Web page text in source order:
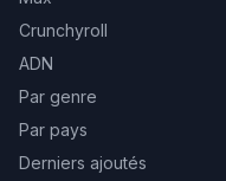
Crunchyroll
ADN
Par genre
Par pays
Derniers ajoutés